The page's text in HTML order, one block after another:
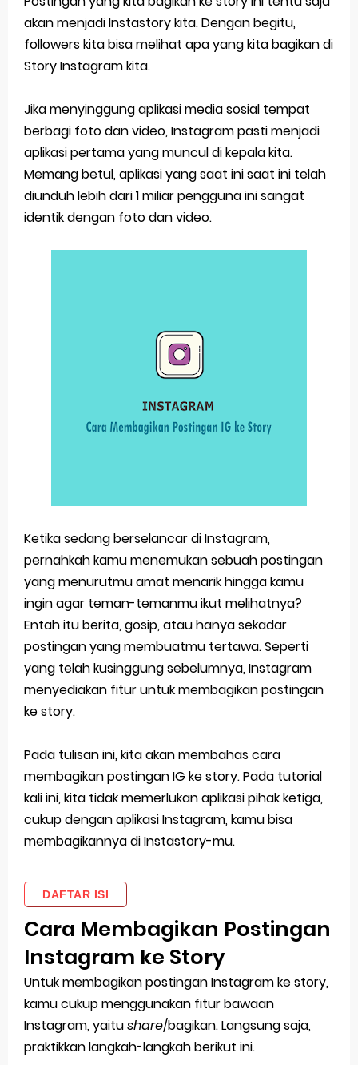
Simpan Profil Ig Dengan Mudah
Aplikasi Togel Android: Solusi Praktis Untuk Pecinta Togel
Cara Membuat Pesan Anda Berbeda di Whatsapp
Thursday, 6 August
akan menjadi Instastory kita. Dengan begitu,
followers kita bisa melihat apa yang kita bagikan di
Story Instagram kita.
Jika menyinggung aplikasi media sosial tempat
berbagi foto dan video, Instagram pasti menjadi
aplikasi pertama yang muncul di kepala kita.
Memang betul, aplikasi yang saat ini saat ini telah
diunduh lebih dari 1 miliar pengguna ini sangat
identik dengan foto dan video.
Ketika sedang berselancar di Instagram,
pernahkah kamu menemukan sebuah postingan
yang menurutmu amat menarik hingga kamu
ingin agar teman-temanmu ikut melihatnya?
Entah itu berita, gosip, atau hanya sekadar
postingan yang membuatmu tertawa. Seperti
yang telah kusinggung sebelumnya, Instagram
menyediakan fitur untuk membagikan postingan
ke story.
Pada tulisan ini, kita akan membahas cara
membagikan postingan IG ke story. Pada tutorial
kali ini, kita tidak memerlukan aplikasi pihak ketiga,
cukup dengan aplikasi Instagram, kamu bisa
membagikannya di Instastory-mu.
DAFTAR ISI
Cara Membagikan Postingan
Instagram ke Story
Untuk membagikan postingan Instagram ke story,
kamu cukup menggunakan fitur bawaan
Instagram, yaitushare/bagikan. Langsung saja,
praktikkan langkah-langkah berikut ini.